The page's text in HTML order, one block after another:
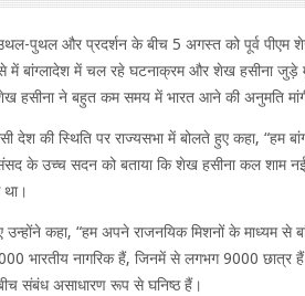
पुथल और प्रदर्शन के बीच 5 अगस्त को पूर्व पीएम
में बांग्लादेश में चल रहे घटनाक्रम और शेख हसीना जुड़े
हसीना ने बहुत कम समय में भारत आने की अनुमति
देश की स्थिति पर राज्यसभा में बोलते हुए कहा, “हम
के उच्च सदन को बताया कि शेख हसीना कल शाम नई
उन्होंने कहा, “हम अपने राजनयिक मिशनों के माध्यम
भारतीय नागरिक हैं, जिनमें से लगभग 9000
संबंध असाधारण रूप से घनिष्ठ हैं।